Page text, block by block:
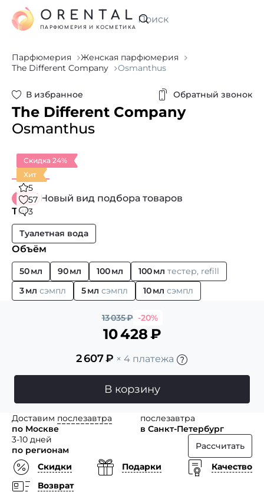
Искать
ORENTAL
ПАРФЮМЕРИЯ И КОСМЕТИКА
Парфюмерия
Женская парфюмерия
The Different Company
Osmanthus
В избранное Обратный звонок
The Different Company
Osmanthus
Скидка 24%
Хит
5
57
3
Новый вид подбора товаров
Тип
Туалетная вода
Объём
50 мл 90 мл 100 мл 100 мл тестер, refill
3 мл сэмпл 5 мл сэмпл 10 мл сэмпл
13 035₽ -20%
10 428₽
2 607₽ × 4 платежа
В корзину
Доставим послезавтра
по Москве
послезавтра
в Санкт-Петербург
3-10 дней
по регионам
Рассчитать
Скидки
Подарки
Качество
Возврат